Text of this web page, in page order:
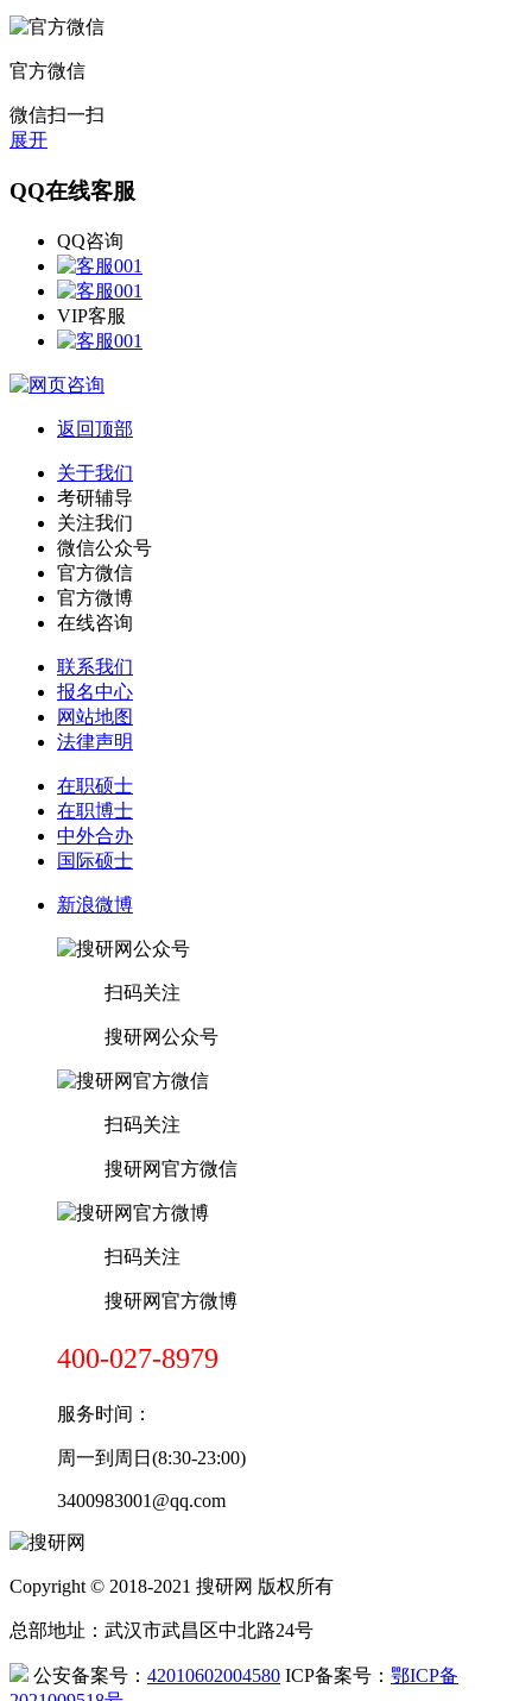
官方微信
微信扫一扫
展开
QQ在线客服
QQ咨询
VIP客服
返回顶部
关于我们
考研辅导
关注我们
微信公众号
官方微信
官方微博
在线咨询
联系我们
报名中心
网站地图
法律声明
在职硕士
在职博士
中外合办
国际硕士
新浪微博
扫码关注
搜研网公众号
扫码关注
搜研网官方微信
扫码关注
搜研网官方微博
400-027-8979
服务时间：
周一到周日(8:30-23:00)
3400983001@qq.com
Copyright © 2018-2021 搜研网 版权所有
总部地址：武汉市武昌区中北路24号
公安备案号： 42010602004580 ICP备案号： 鄂ICP备